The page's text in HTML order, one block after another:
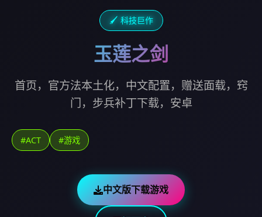
🖌️ 科技巨作
玉莲之剑
首页，官方法本土化，中文配置，赠送面载，窍
门，步兵补丁下载，安卓
#ACT #游戏
中文版下载游戏